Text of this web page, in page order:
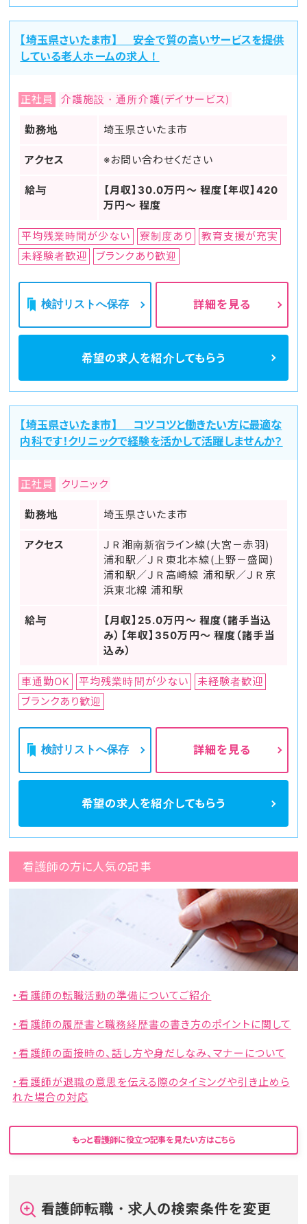
【埼玉県さいたま市】 安全で質の高いサービスを提供
している老人ホームの求人！
正社員 介護施設・通所介護(デイサービス)
勤務地 埼玉県さいたま市
アクセス ※お問い合わせください
給与
【月収】30.0万円～ 程度【年収】420
万円～ 程度
平均残業時間が少ない 寮制度あり
教育支援が充実
未経験者歓迎
ブランクあり歓迎
検討リストへ保存 詳細を見る
希望の求人を紹介してもらう
【埼玉県さいたま市】 コツコツと働きたい方に最適な
内科です！クリニックで経験を活かして活躍しませんか？
正社員 クリニック
勤務地 埼玉県さいたま市
アクセス
ＪＲ湘南新宿ライン線(大宮－赤羽)
浦和駅／ＪＲ東北本線(上野－盛岡)
浦和駅／ＪＲ高崎線 浦和駅／ＪＲ京
浜東北線 浦和駅
給与
【月収】25.0万円～ 程度（諸手当込
み）【年収】350万円～ 程度（諸手当
込み）
車通勤OK 平均残業時間が少ない
未経験者歓迎
ブランクあり歓迎
検討リストへ保存 詳細を見る
希望の求人を紹介してもらう
看護師の方に人気の記事
・看護師の転職活動の準備についてご紹介
・看護師の履歴書と職務経歴書の書き方のポイントに関して
・看護師の面接時の、話し方や身だしなみ、マナーについて
・看護師が退職の意思を伝える際のタイミングや引き止めら
れた場合の対応
もっと看護師に役立つ記事を見たい方はこちら
看護師転職・求人の検索条件を変更